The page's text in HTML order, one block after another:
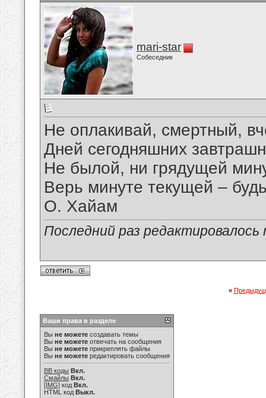
mari-star
Собеседник
Не оплакивай, смертный,
Дней сегодняшних
Не былой, ни грядущей
Верь минуте текущей –
О. Хайам
Последний раз
«
Ваши права в разделе
Вы не можете создавать темы
Вы не можете отвечать на сообщения
Вы не можете прикреплять файлы
Вы не можете редактировать сообщения
BB коды Вкл.
Смайлы Вкл.
[IMG] код Вкл.
HTML код Выкл.